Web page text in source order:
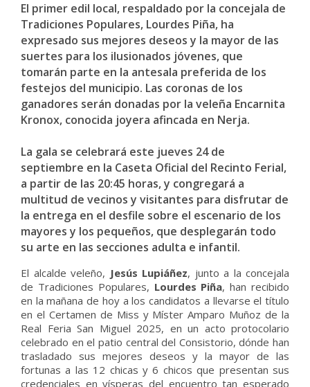
El primer edil local, respaldado por la concejala de
Tradiciones Populares, Lourdes Piña, ha
expresado sus mejores deseos y la mayor de las
suertes para los ilusionados jóvenes, que
tomarán parte en la antesala preferida de los
festejos del municipio. Las coronas de los
ganadores serán donadas por la veleña Encarnita
Kronox, conocida joyera afincada en Nerja.
La gala se celebrará este jueves 24 de
septiembre en la Caseta Oficial del Recinto Ferial,
a partir de las 20:45 horas, y congregará a
multitud de vecinos y visitantes para disfrutar de
la entrega en el desfile sobre el escenario de los
mayores y los pequeños, que desplegarán todo
su arte en las secciones adulta e infantil.
El alcalde veleño, Jesús Lupiáñez, junto a la concejala
de Tradiciones Populares, Lourdes Piña, han recibido
en la mañana de hoy a los candidatos a llevarse el título
en el Certamen de Miss y Míster Amparo Muñoz de la
Real Feria San Miguel 2025, en un acto protocolario
celebrado en el patio central del Consistorio, dónde han
trasladado sus mejores deseos y la mayor de las
fortunas a las 12 chicas y 6 chicos que presentan sus
credenciales en vísperas del encuentro tan esperado